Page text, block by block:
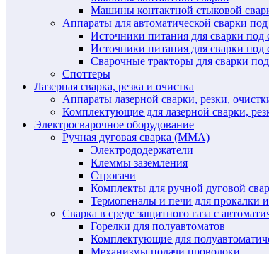
Машины контактной стыковой
Аппараты для автоматической сварки
Источники питания для сварки
Источники питания для сварки
Сварочные тракторы для сварки
Споттеры
Лазерная сварка, резка и очистка
Аппараты лазерной сварки, резки,
Комплектующие для лазерной сварки,
Электросварочное оборудование
Ручная дуговая сварка (MMA)
Электрододержатели
Клеммы заземления
Строгачи
Комплекты для ручной дуговой
Термопеналы и печи для прокалки
Сварка в среде защитного газа с
Горелки для полуавтоматов
Комплектующие для
Механизмы подачи проволоки